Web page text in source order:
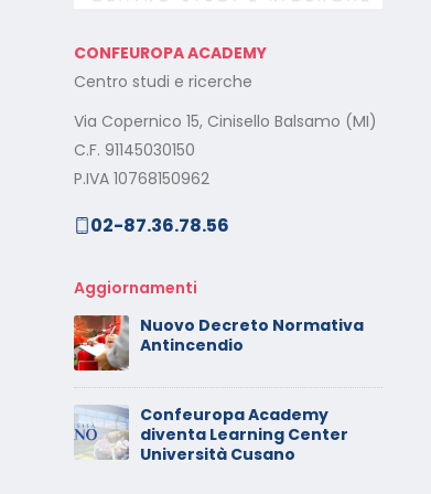
CONFEUROPA ACADEMY
Centro studi e ricerche
Via Copernico 15, Cinisello Balsamo (MI)
C.F. 91145030150
P.IVA 10768150962
02-87.36.78.56
Aggiornamenti
Nuovo Decreto Normativa
Antincendio
Confeuropa Academy
diventa Learning Center
Università Cusano
Il rilascio degli attestati di
formazione: è un diritto dei
lavoratori
Calendario Corsi
Videoconferenza
Settembre – Ottobre 2025
Calendario Corsi